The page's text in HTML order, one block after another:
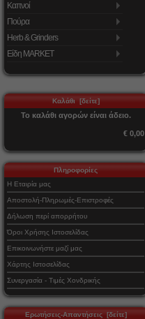
Καπνοί
Πούρα
Herb & Grinders
Είδη MARKET
Καλάθι [δείτε]
Το καλάθι αγορών είναι άδειο.
€ 0,00
Πληροφορίες
Η Εταιρία μας
Αποστολή-Πληρωμές-Επιστροφές
Δήλωση περί απορρήτου
Όροι Χρήσης Ιστοσελίδας
Επικοινωνήστε μαζί μας
Χάρτης Ιστοσελίδας
Συνεργασία - Τιμές Χονδρικής
Ερωτήσεις-Απαντήσεις [δείτε]